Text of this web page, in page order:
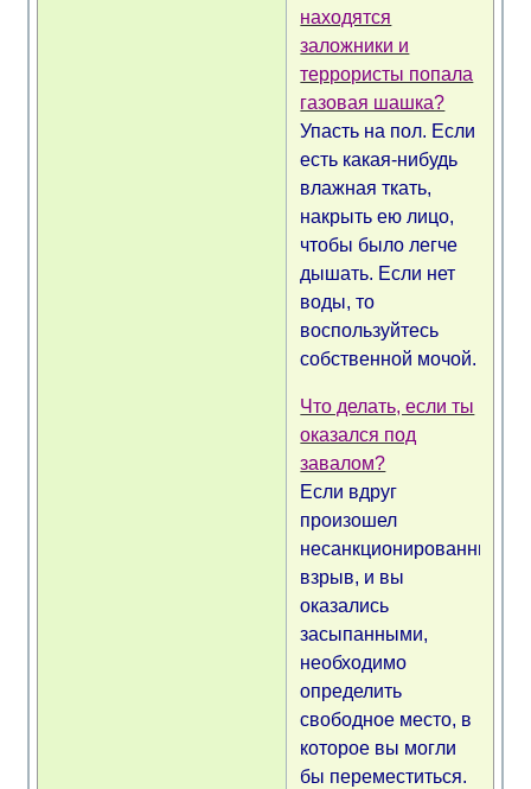
находятся
заложники и
террористы попала
газовая шашка?
Упасть на пол. Если
есть какая-нибудь
влажная ткать,
накрыть ею лицо,
чтобы было легче
дышать. Если нет
воды, то
воспользуйтесь
собственной мочой.
Что делать, если ты
оказался под
завалом?
Если вдруг
произошел
несанкционированный
взрыв, и вы
оказались
засыпанными,
необходимо
определить
свободное место, в
которое вы могли
бы переместиться.